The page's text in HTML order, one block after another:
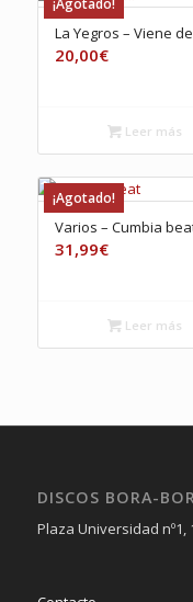
La Yegros – Viene
20,00€
Leer más
¡Agotado!
Varios – Cumbia
31,99€
Leer más
DISCOS BORA-
Plaza Universidad nº1,